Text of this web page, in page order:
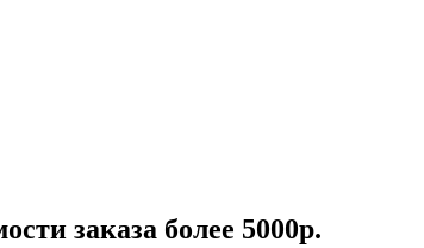
заказа более 5000р.